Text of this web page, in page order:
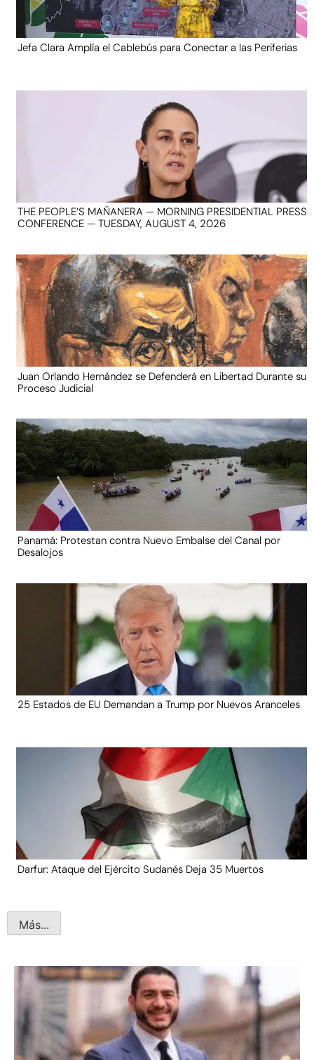
Jefa Clara Amplía el Cablebús para Conectar a las Periferias
THE PEOPLE’S MAÑANERA — MORNING PRESIDENTIAL PRESS
CONFERENCE — TUESDAY, AUGUST 4, 2026
Juan Orlando Hernández se Defenderá en Libertad Durante su
Proceso Judicial
Panamá: Protestan contra Nuevo Embalse del Canal por
Desalojos
25 Estados de EU Demandan a Trump por Nuevos Aranceles
Darfur: Ataque del Ejército Sudanés Deja 35 Muertos
Más...